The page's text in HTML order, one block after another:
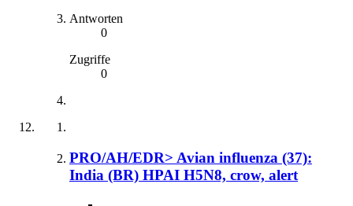
Antworten
0
Zugriffe
0
PRO/AH/EDR> Avian influenza (37):
India (BR) HPAI H5N8, crow, alert